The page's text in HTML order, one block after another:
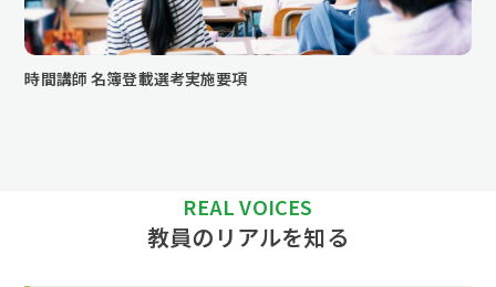
時間講師 名簿登載選考実施要項
REAL VOICES
教員のリアルを知る